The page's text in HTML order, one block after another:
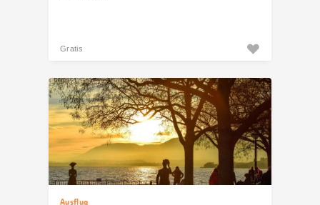
Gratis
Ausflug